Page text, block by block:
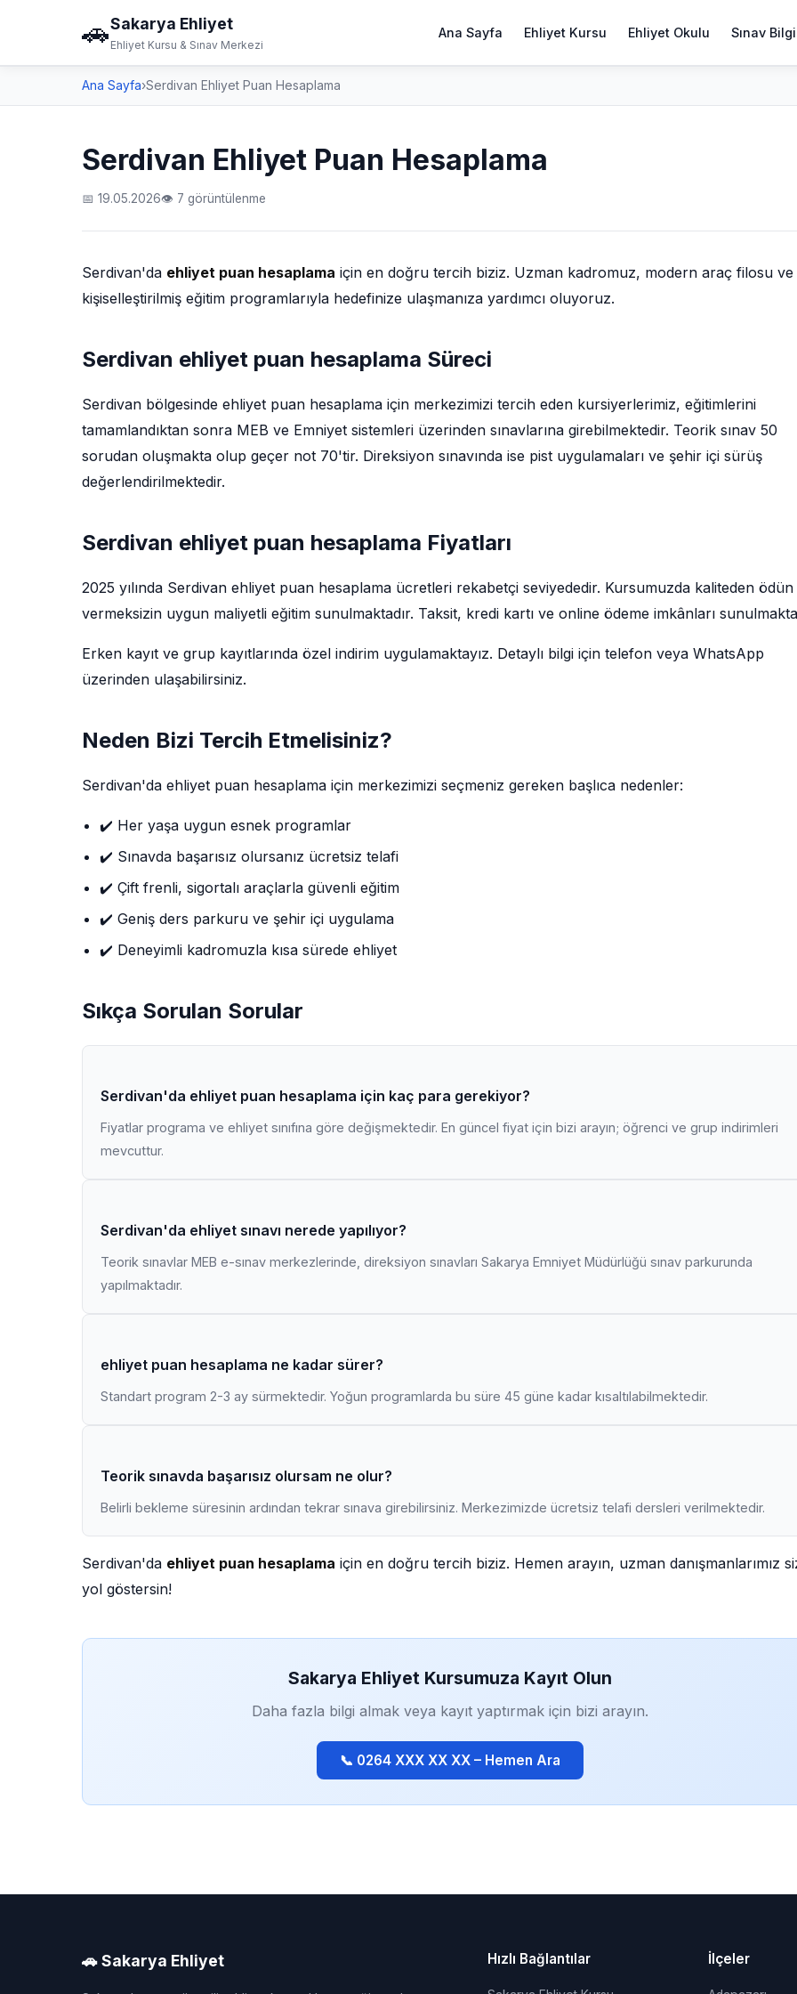
🚗Sakarya Ehliyet
Ehliyet Kursu & Sınav Merkezi
Ana Sayfa Ehliyet Kursu Ehliyet Okulu Sınav
Ana Sayfa›Serdivan Ehliyet Puan Hesaplama
Serdivan Ehliyet Puan Hesaplama
📅 19.05.2026👁 7 görüntülenme
Serdivan'da ehliyet puan hesaplama için en doğru tercih biziz. Uzman kadromuz, modern araç filosu ve
kişiselleştirilmiş eğitim programlarıyla hedefinize ulaşmanıza yardımcı oluyoruz.
Serdivan ehliyet puan hesaplama Süreci
Serdivan bölgesinde ehliyet puan hesaplama için merkezimizi tercih eden kursiyerlerimiz, eğitimlerini
tamamlandıktan sonra MEB ve Emniyet sistemleri üzerinden sınavlarına girebilmektedir. Teorik sınav 50
sorudan oluşmakta olup geçer not 70'tir. Direksiyon sınavında ise pist uygulamaları ve şehir içi sürüş
değerlendirilmektedir.
Serdivan ehliyet puan hesaplama Fiyatları
2025 yılında Serdivan ehliyet puan hesaplama ücretleri rekabetçi seviyededir. Kursumuzda kaliteden ödün
vermeksizin uygun maliyetli eğitim sunulmaktadır. Taksit, kredi kartı ve online ödeme imkânları
Erken kayıt ve grup kayıtlarında özel indirim uygulamaktayız. Detaylı bilgi için telefon veya WhatsApp
üzerinden ulaşabilirsiniz.
Neden Bizi Tercih Etmelisiniz?
Serdivan'da ehliyet puan hesaplama için merkezimizi seçmeniz gereken başlıca nedenler:
✔️ Her yaşa uygun esnek programlar
✔️ Sınavda başarısız olursanız ücretsiz telafi
✔️ Çift frenli, sigortalı araçlarla güvenli eğitim
✔️ Geniş ders parkuru ve şehir içi uygulama
✔️ Deneyimli kadromuzla kısa sürede ehliyet
Sıkça Sorulan Sorular
Serdivan'da ehliyet puan hesaplama için kaç para gerekiyor?
Fiyatlar programa ve ehliyet sınıfına göre değişmektedir. En güncel fiyat için bizi arayın; öğrenci ve grup indirimleri
mevcuttur.
Serdivan'da ehliyet sınavı nerede yapılıyor?
Teorik sınavlar MEB e-sınav merkezlerinde, direksiyon sınavları Sakarya Emniyet Müdürlüğü sınav parkurunda
yapılmaktadır.
ehliyet puan hesaplama ne kadar sürer?
Standart program 2-3 ay sürmektedir. Yoğun programlarda bu süre 45 güne kadar kısaltılabilmektedir.
Teorik sınavda başarısız olursam ne olur?
Belirli bekleme süresinin ardından tekrar sınava girebilirsiniz. Merkezimizde ücretsiz telafi dersleri verilmektedir.
Serdivan'da ehliyet puan hesaplama için en doğru tercih biziz. Hemen arayın, uzman danışmanlarımız
yol göstersin!
Sakarya Ehliyet Kursumuza Kayıt Olun
Daha fazla bilgi almak veya kayıt yaptırmak için bizi arayın.
📞 0264 XXX XX XX – Hemen Ara
🚗 Sakarya Ehliyet Hızlı Bağlantılar İlçeler